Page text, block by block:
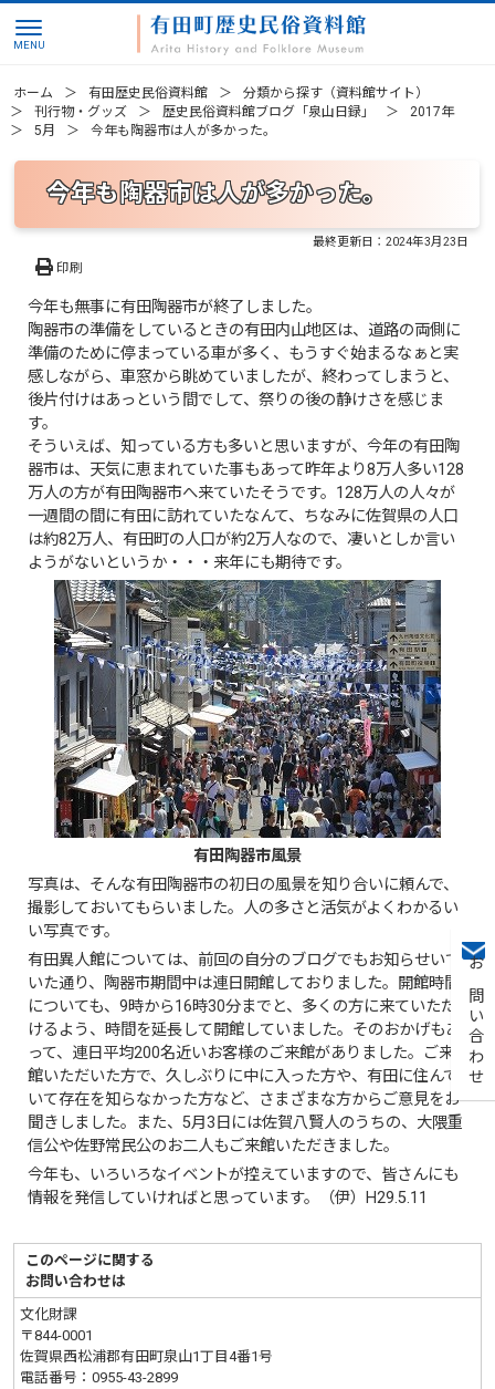
お問い合わせ
ホーム 有田歴史民俗資料館
分類から探す（資料館サイト）
刊行物・グッズ
歴史民俗資料館ブログ「泉山日録」
2017年
5月
今年も陶器市は人が多かった。
今年も陶器市は人が多かった。
最終更新日：2024年3月23日
印刷
今年も無事に有田陶器市が終了しました。
陶器市の準備をしているときの有田内山地区は、道路の両側に
準備のために停まっている車が多く、もうすぐ始まるなぁと実
感しながら、車窓から眺めていましたが、終わってしまうと、
後片付けはあっという間でして、祭りの後の静けさを感じま
す。
そういえば、知っている方も多いと思いますが、今年の有田陶
器市は、天気に恵まれていた事もあって昨年より8万人多い128
万人の方が有田陶器市へ来ていたそうです。128万人の人々が
一週間の間に有田に訪れていたなんて、ちなみに佐賀県の人口
は約82万人、有田町の人口が約2万人なので、凄いとしか言い
ようがないというか・・・来年にも期待です。
有田陶器市風景
写真は、そんな有田陶器市の初日の風景を知り合いに頼んで、
撮影しておいてもらいました。人の多さと活気がよくわかるい
い写真です。
有田異人館については、前回の自分のブログでもお知らせいて
いた通り、陶器市期間中は連日開館しておりました。開館時間
についても、9時から16時30分までと、多くの方に来ていただ
けるよう、時間を延長して開館していました。そのおかげもあ
って、連日平均200名近いお客様のご来館がありました。ご来
館いただいた方で、久しぶりに中に入った方や、有田に住んで
いて存在を知らなかった方など、さまざまな方からご意見をお
聞きしました。また、5月3日には佐賀八賢人のうちの、大隈重
信公や佐野常民公のお二人もご来館いただきました。
今年も、いろいろなイベントが控えていますので、皆さんにも
情報を発信していければと思っています。（伊）H29.5.11
このページに関する
お問い合わせは
文化財課
〒844-0001
佐賀県西松浦郡有田町泉山1丁目4番1号
電話番号：0955-43-2899